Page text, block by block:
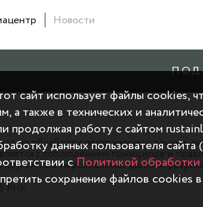
Новости
на обработку персональных
с соблюдением принципов и
кругом лиц персональных данных,
РНК
сайт использует файлы cookies,
а также в технических и
продолжая работу с сайтом
данных пользователя
с Политикой обработки
сохранение файлов cookies